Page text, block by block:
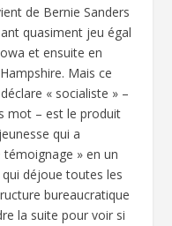
de Bernie Sanders
quasiment jeu égal
et ensuite en
Mais ce
« socialiste » –
mot – est le produit
qui a
» en un
déjoue toutes les
bureaucratique
la suite pour voir si